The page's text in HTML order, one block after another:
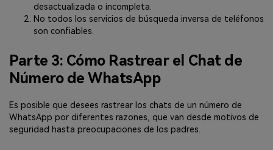
desactualizada o incompleta.
No todos los servicios de búsqueda inversa de teléfonos
son confiables.
Parte 3: Cómo Rastrear el Chat de
Número de WhatsApp
Es posible que desees rastrear los chats de un número de
WhatsApp por diferentes razones, que van desde motivos de
seguridad hasta preocupaciones de los padres.